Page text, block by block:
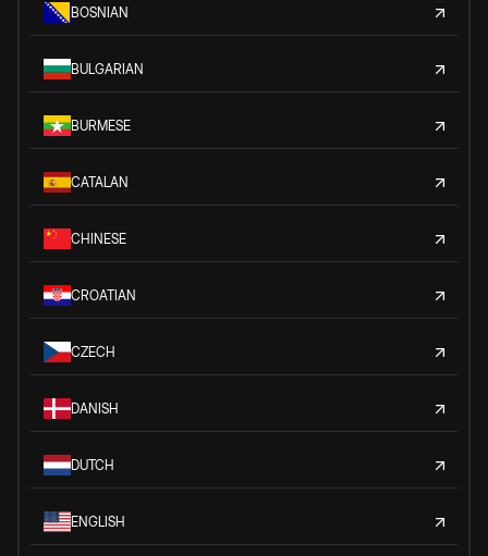
BOSNIAN
BULGARIAN
BURMESE
CATALAN
CHINESE
CROATIAN
CZECH
DANISH
DUTCH
ENGLISH